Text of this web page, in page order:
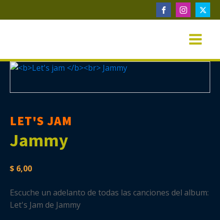
LET'S JAM
Jammy
$ 6,00
Escuche un adelanto de todas las canciones del album:
Let's Jam de Jammy